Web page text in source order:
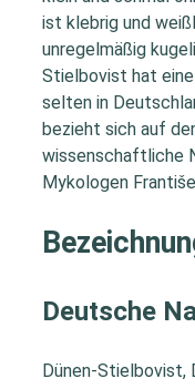
ist klebrig und
unregelmäßig
Stielbovist hat
selten in
bezieht sich auf
wissenschaftliche
Mykologen
Deutsche
Dünen-Stielbovist,